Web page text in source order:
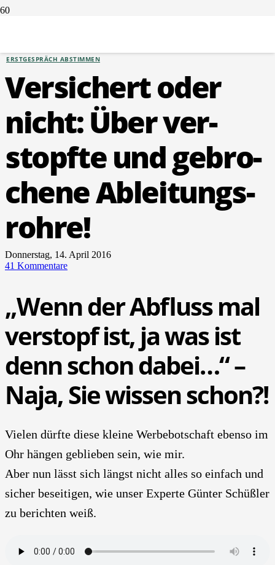
ERSTGESPRÄCH ABSTIMMEN
Ver­si­chert oder
nicht: Über ver­
stopf­te und gebro­
che­ne Ablei­tungs­
roh­re!
Donnerstag, 14. April 2016
41 Kommentare
„Wenn der Abfluss mal
vers­topf ist, ja was ist
denn schon dabei…“ –
Naja, Sie wis­sen schon?!
Vie­len dürf­te die­se klei­ne Wer­be­bot­schaft eben­so im
Ohr hän­gen geblie­ben sein, wie mir.
Aber nun lässt sich längst nicht alles so ein­fach und
sicher besei­ti­gen, wie unser Exper­te Gün­ter Schüß­ler
zu berich­ten weiß.